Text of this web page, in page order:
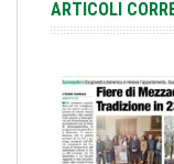
ARTICOLI